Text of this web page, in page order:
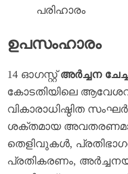
പരിഹാരം
ഉപസംഹാരം
14 ഓഗസ്റ്റ്അർച്ചന
കോടതിയിലെ
വികാരാധിഷ്ഠിത
ശക്തമായ
തെളിവുകൾ,
പ്രതികരണം,